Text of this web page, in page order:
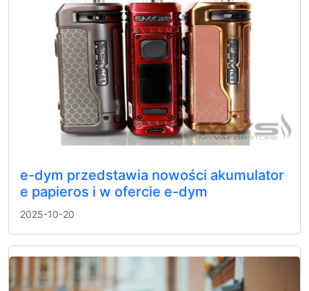
e-dym przedstawia nowości akumulator
e papieros i w ofercie e-dym
2025-10-20